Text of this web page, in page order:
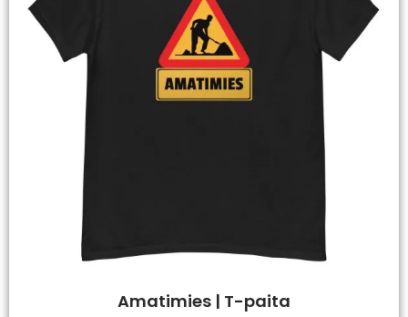
Amatimies | T-paita